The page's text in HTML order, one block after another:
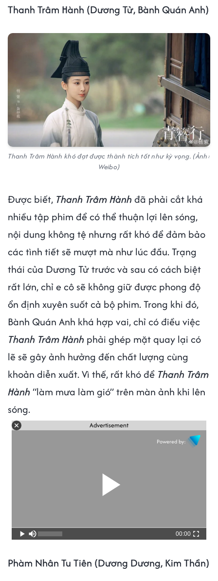
Thanh Trâm Hành (Dương Tử, Bành Quán Anh)
Thanh Trâm Hành khó đạt được thành tích tốt như kỳ vọng. (Ảnh:
Weibo)
Được biết, Thanh Trâm Hành đã phải cắt khá
nhiều tập phim để có thể thuận lợi lên sóng,
nội dung không tệ nhưng rất khó để đảm bảo
các tình tiết sẽ mượt mà như lúc đầu. Trạng
thái của Dương Tử trước và sau có cách biệt
rất lớn, chỉ e cô sẽ không giữ được phong độ
ổn định xuyên suốt cả bộ phim. Trong khi đó,
Bành Quán Anh khá hợp vai, chỉ có điều việc
Thanh Trâm Hành phải ghép mặt quay lại có
lẽ sẽ gây ảnh hưởng đến chất lượng cùng
khoản diễn xuất. Vì thế, rất khó để Thanh Trâm
Hành “làm mưa làm gió” trên màn ảnh khi lên
sóng.
Advertisement
Powered by:
00:00
Phàm Nhân Tu Tiên (Dương Dương, Kim Thần)